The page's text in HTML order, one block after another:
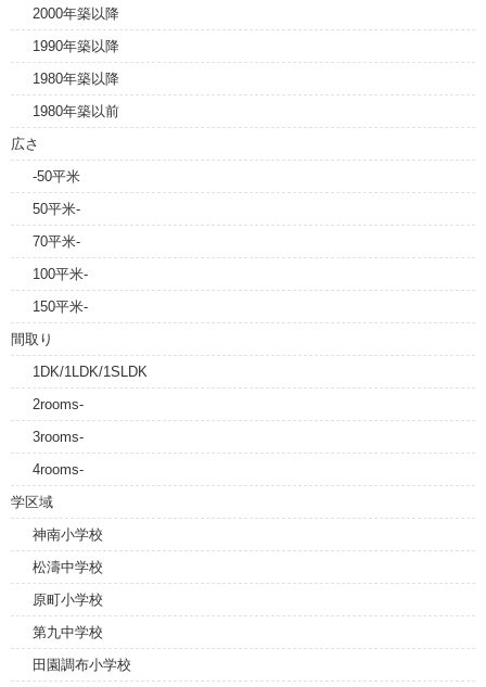
2000年築以降
1990年築以降
1980年築以降
1980年築以前
広さ
-50平米
50平米-
70平米-
100平米-
150平米-
間取り
1DK/1LDK/1SLDK
2rooms-
3rooms-
4rooms-
学区域
神南小学校
松濤中学校
原町小学校
第九中学校
田園調布小学校